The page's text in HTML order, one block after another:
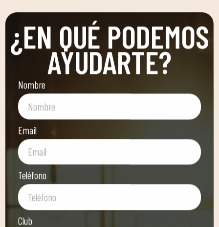
¿EN QUÉ PODEMOS
AYUDARTE?
Nombre
Email
Teléfono
Club